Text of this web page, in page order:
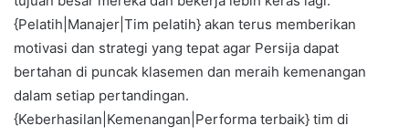
{Pelatih|Manajer|Tim pelatih} akan terus memberikan
motivasi dan strategi yang tepat agar Persija dapat
bertahan di puncak klasemen dan meraih kemenangan
dalam setiap pertandingan.
{Keberhasilan|Kemenangan|Performa terbaik} tim di